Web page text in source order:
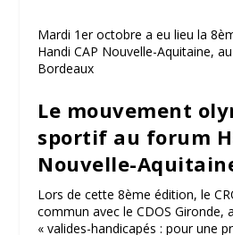
Mardi 1er octobre a eu lieu la
Handi CAP Nouvelle-Aquitaine,
Bordeaux
Le mouvement
sportif au forum
Nouvelle-
Lors de cette 8ème édition, le
commun avec le CDOS Gironde,
« valides-handicapés : pour une